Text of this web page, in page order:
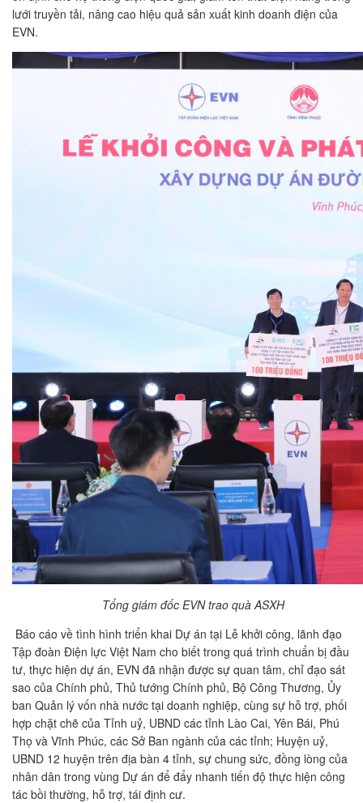
lưới truyền tải, nâng cao hiệu quả sản xuất kinh doanh điện của
EVN.
Tổng giám đốc EVN trao quà ASXH
Báo cáo về tình hình triển khai Dự án tại Lễ khởi công, lãnh đạo
Tập đoàn Điện lực Việt Nam cho biết trong quá trình chuẩn bị đầu
tư, thực hiện dự án, EVN đã nhận được sự quan tâm, chỉ đạo sát
sao của Chính phủ, Thủ tướng Chính phủ, Bộ Công Thương, Ủy
ban Quản lý vốn nhà nước tại doanh nghiệp, cùng sự hỗ trợ, phối
hợp chặt chẽ của Tỉnh uỷ, UBND các tỉnh Lào Cai, Yên Bái, Phú
Thọ và Vĩnh Phúc, các Sở Ban ngành của các tỉnh; Huyện uỷ,
UBND 12 huyện trên địa bàn 4 tỉnh, sự chung sức, đồng lòng của
nhân dân trong vùng Dự án để đẩy nhanh tiến độ thực hiện công
tác bồi thường, hỗ trợ, tái định cư.